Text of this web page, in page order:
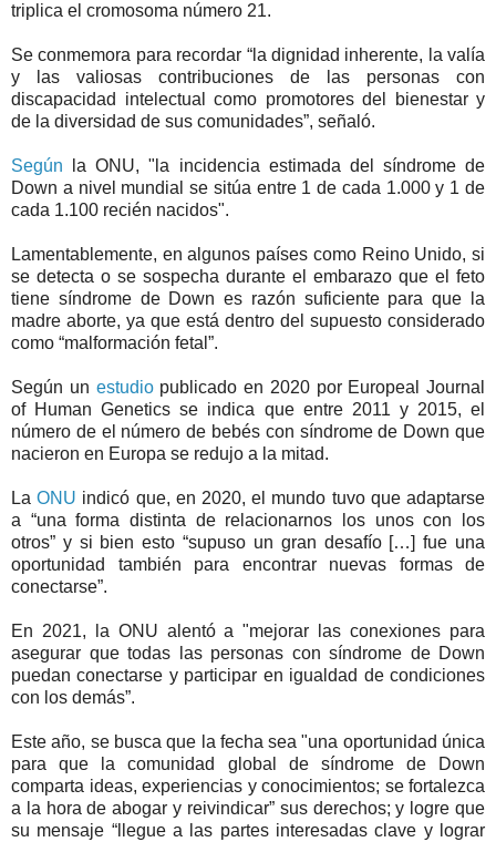
triplica el cromosoma número 21.
Se conmemora para recordar “la dignidad inherente, la valía
y las valiosas contribuciones de las personas con
discapacidad intelectual como promotores del bienestar y
de la diversidad de sus comunidades”, señaló.
Según la ONU, "la incidencia estimada del síndrome de
Down a nivel mundial se sitúa entre 1 de cada 1.000 y 1 de
cada 1.100 recién nacidos".
Lamentablemente, en algunos países como Reino Unido, si
se detecta o se sospecha durante el embarazo que el feto
tiene síndrome de Down es razón suficiente para que la
madre aborte, ya que está dentro del supuesto considerado
como “malformación fetal”.
Según un estudiopublicado en 2020 por Europeal Journal
of Human Genetics se indica que entre 2011 y 2015, el
número de el número de bebés con síndrome de Down que
nacieron en Europa se redujo a la mitad.
LaONU indicó que, en 2020, el mundo tuvo que adaptarse
a “una forma distinta de relacionarnos los unos con los
otros” y si bien esto “supuso un gran desafío […] fue una
oportunidad también para encontrar nuevas formas de
conectarse”.
En 2021, la ONU alentó a "mejorar las conexiones para
asegurar que todas las personas con síndrome de Down
puedan conectarse y participar en igualdad de condiciones
con los demás”.
Este año, se busca que la fecha sea "una oportunidad única
para que la comunidad global de síndrome de Down
comparta ideas, experiencias y conocimientos; se fortalezca
a la hora de abogar y reivindicar” sus derechos; y logre que
su mensaje “llegue a las partes interesadas clave y lograr